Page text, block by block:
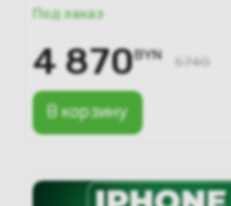
A3525
Под заказ
В корзину
4 870BYN 5740